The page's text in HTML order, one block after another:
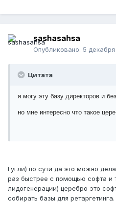
sashasahsa
Опубликовано: 5
Цитата
я могу эту базу директоров и
но мне интересно что такое
Гугли) по сути да это можно
раз быстрее с помощью софта и
лидогенерации) церебро это
собирать базы для ретаргетинга.